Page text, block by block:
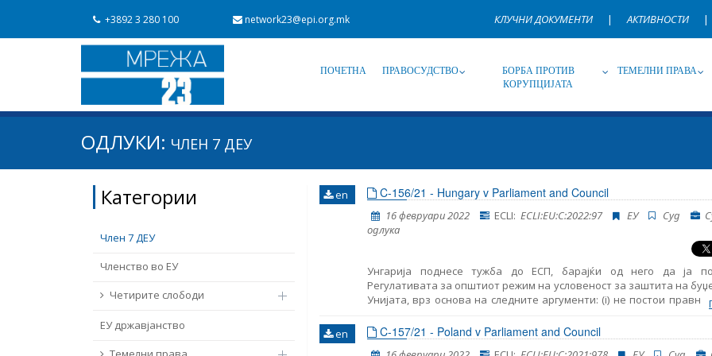
+3892 3 280 100 network23@epi.org.mk КЛУЧНИ ДОКУМЕНТИ | АКТИВНОСТИ |
ПОЧЕТНА ПРАВОСУДСТВО
БОРБА ПРОТИВ
КОРУПЦИЈАТА
ТЕМЕЛНИ ПРАВА
Барај документи
Јазик Име, опис или клучен збор
ОДЛУКИ: ЧЛЕН 7 ДЕУ
Категории
Член 7 ДЕУ
Членство во ЕУ
Четирите слободи
ЕУ државјанство
en C-156/21 - Hungary v Parliament and Council
16 февруари 2022 ECLI: ECLI:EU:C:2022:97 ЕУ Суд
одлука
Унгарија поднесе тужба до ЕСП, барајќи од него да ја
Регулативата за општиот режим на условеност за заштита на
Унијата, врз основа на следните аргументи: (i) не постои правна
за Регулативата; (ii) само член 7 од ДЕУ и дава на ЕУ
испитува и утврди прекршувањата на вредностите содржани во
од ДЕУ и да наметнува санкции и (iii) Регулативата го
en C-157/21 - Poland v Parliament and Council